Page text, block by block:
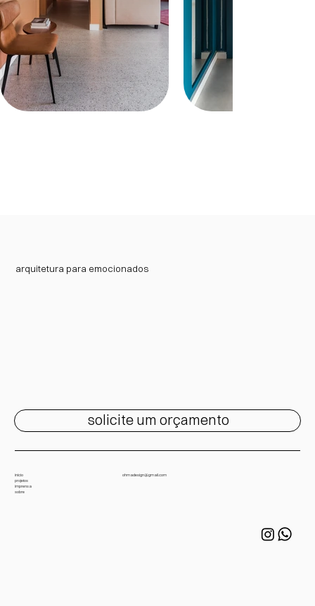
início
projetos
imprensa
sobre
ohmadesign@gmail.com
arquitetura para emocionados
solicite um orçamento